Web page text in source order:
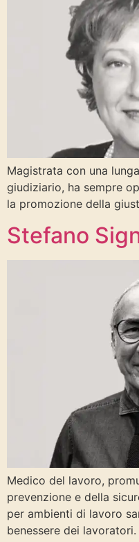
Magistrata con una
giudiziario, ha sempre
la promozione della
Stefano
Medico del lavoro,
prevenzione e della
per ambienti di lavoro
benessere dei lavoratori.